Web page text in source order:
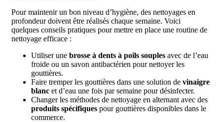
Pour maintenir un bon niveau d’hygiène, des nettoyages en
profondeur doivent être réalisés chaque semaine. Voici
quelques conseils pratiques pour mettre en place une routine de
nettoyage efficace :
Utiliser une brosse à dents à poils souples avec de l’eau
froide ou un savon antibactérien pour nettoyer les
gouttières.
Faire tremper les gouttières dans une solution de vinaigre
blanc et d’eau une fois par semaine pour désinfecter.
Changer les méthodes de nettoyage en alternant avec des
produits spécifiques pour gouttières disponibles dans le
commerce.